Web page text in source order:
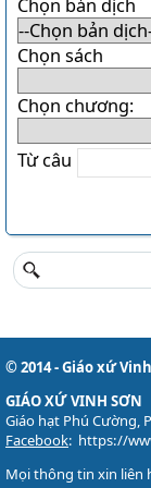
Danh sách
THÁNH CA
Download LỜI
Danh sách bài
Danh sách
Tải về (file pdf
Lịch sử Giáo xứ
Đôi nét về Giáo
Chọn bản dịch
Chọn sách
Chọn chương:
Từ câu
© 2014 - Giáo xứ
GIÁO XỨ VINH SƠN
Giáo hạt Phú Cường,
Facebook: https://
Mọi thông tin xin liên